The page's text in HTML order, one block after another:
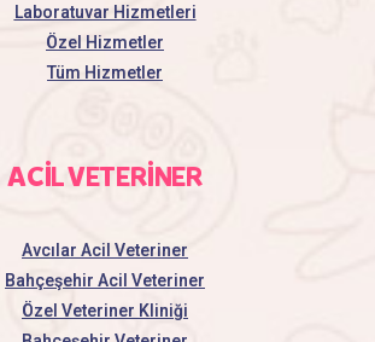
Laboratuvar Hizmetleri
Özel Hizmetler
Tüm Hizmetler
ACİL VETERİNER
Avcılar Acil Veteriner
Bahçeşehir Acil Veteriner
Özel Veteriner Kliniği